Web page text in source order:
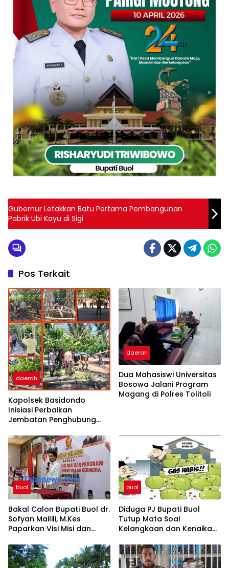
Gubernur Letakkan Batu Pertama Pembangunan
Pabrik Ubi Kayu di Sigi
Pos Terkait
daerah
Kapolsek Basidondo
Inisiasi Perbaikan
Jembatan Penghubung
Kayulompa
daerah
Dua Mahasiswi Universitas
Bosowa Jalani Program
Magang di Polres Tolitoli
buol
Bakal Calon Bupati Buol dr.
Sofyan Mailili, M.Kes
Paparkan Visi Misi dan
Pembangunan Buol
Berkelanjutan
buol
Diduga PJ Bupati Buol
Tutup Mata Soal
Kelangkaan dan Kenaikan
Pangkalan dan Pengecer